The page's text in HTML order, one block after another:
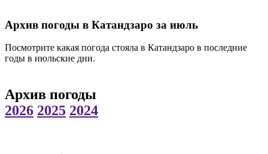
Архив погоды в Катандзаро за июль
Посмотрите какая погода стояла в Катандзаро в последние
годы в июльские дни.
Архив погоды
2026 2025 2024